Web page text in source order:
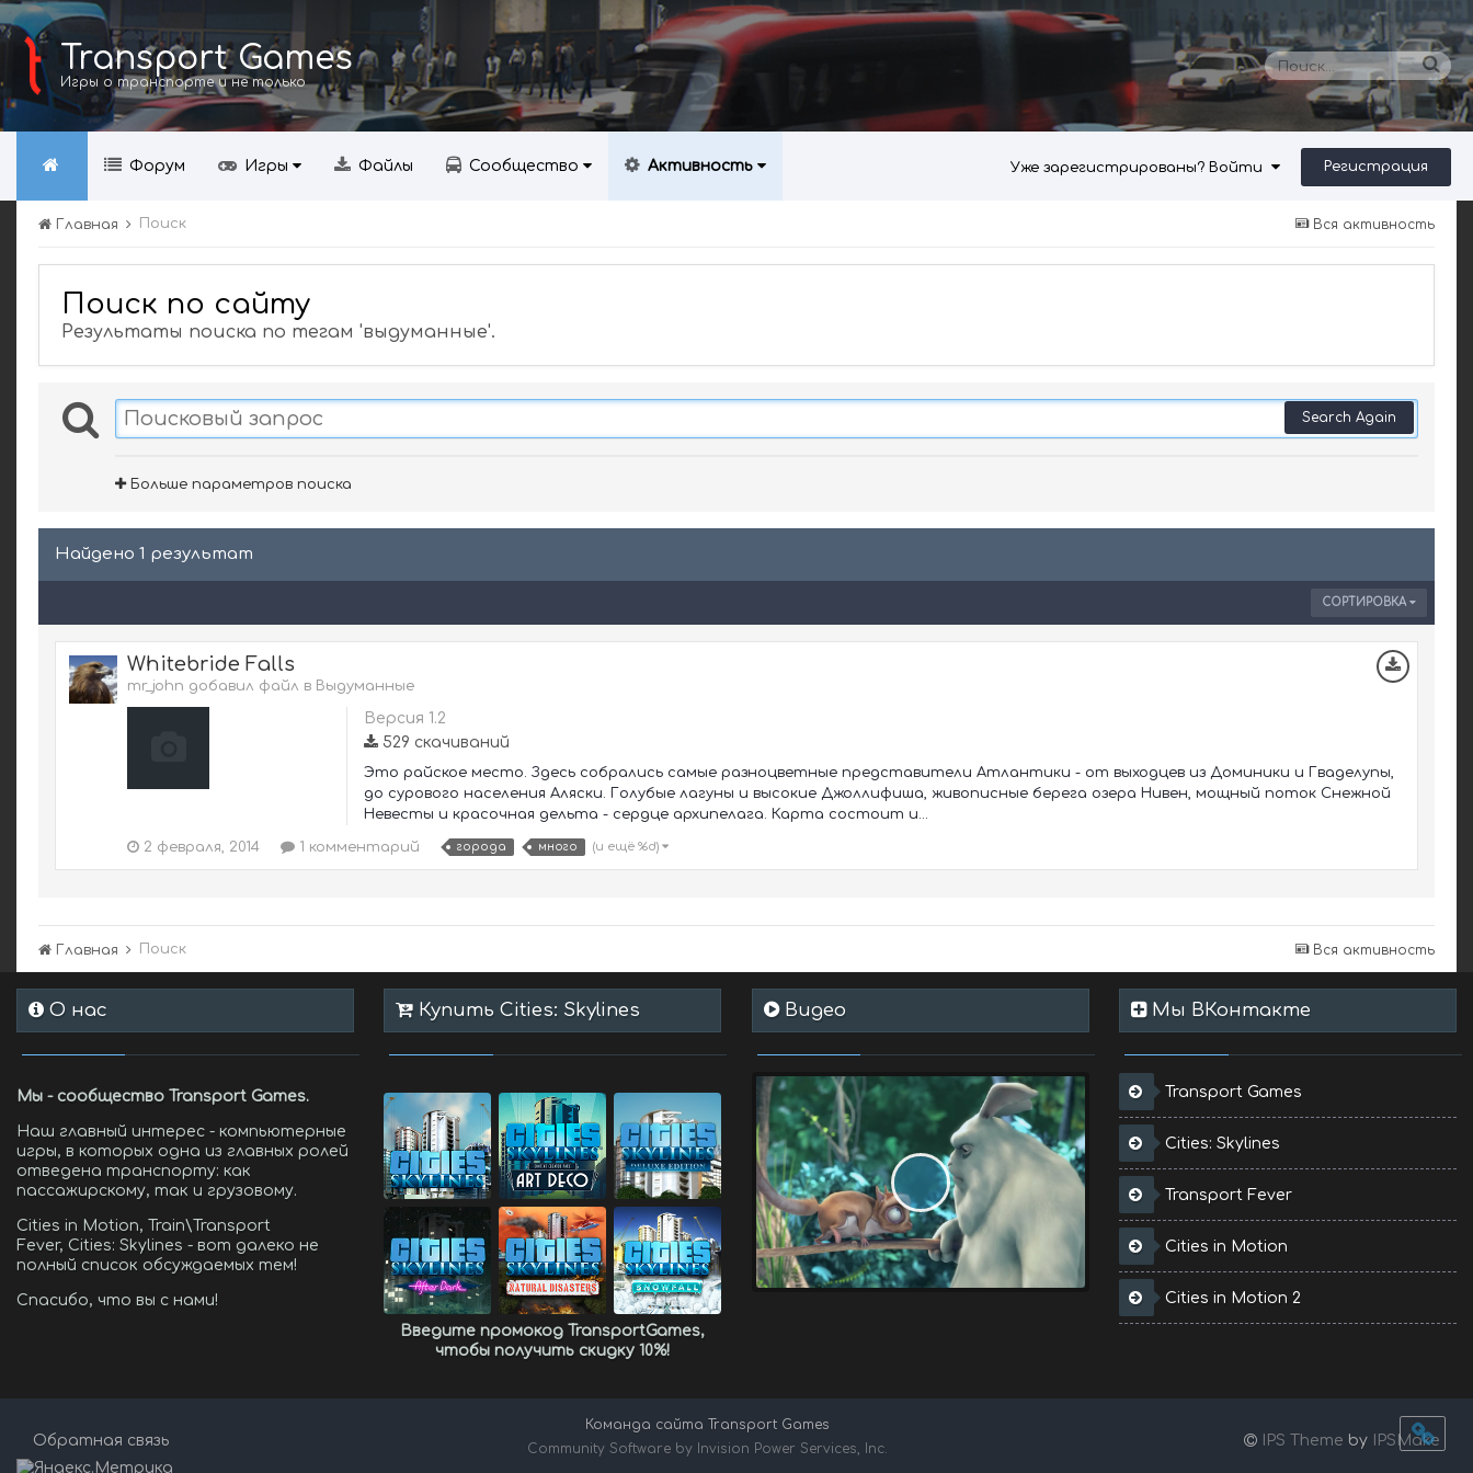
Transport Games
Игры о транспорте и не только
Уже зарегистрированы? Войти Регистрация
Форум Игры Файлы Сообщество Активность
Вся активность
Главная Поиск
Поиск по сайту
Результаты поиска по тегам 'выдуманные'.
Search Again
Больше параметров поиска
Найдено 1 результат
СОРТИРОВКА
Whitebride Falls
mr_john добавил файл в Выдуманные
Версия 1.2
529 скачиваний
Это райское место. Здесь собрались самые разноцветные представители Атлантики - от выходцев из Доминики и Гваделупы,
до сурового населения Аляски. Голубые лагуны и высокие Джоллифиша, живописные берега озера Нивен, мощный поток Снежной
Невесты и красочная дельта - сердце архипелага. Карта состоит и...
2 февраля, 2014 1 комментарий города много (и ещё %d)
Вся активность
Главная Поиск
О нас
Мы - сообщество Transport Games.
Наш главный интерес - компьютерные
игры, в которых одна из главных ролей
отведена транспорту: как
пассажирскому, так и грузовому.
Cities in Motion, Train\Transport
Fever, Cities: Skylines - вот далеко не
полный список обсуждаемых тем!
Спасибо, что вы с нами!
Купить Cities: Skylines
Введите промокод TransportGames,
чтобы получить скидку 10%!
Видео Мы ВКонтакте
Transport Games
Cities: Skylines
Transport Fever
Cities in Motion
Cities in Motion 2
IPS Theme by IPSMake
Обратная связь
Команда сайта Transport Games
Community Software by Invision Power Services, Inc.